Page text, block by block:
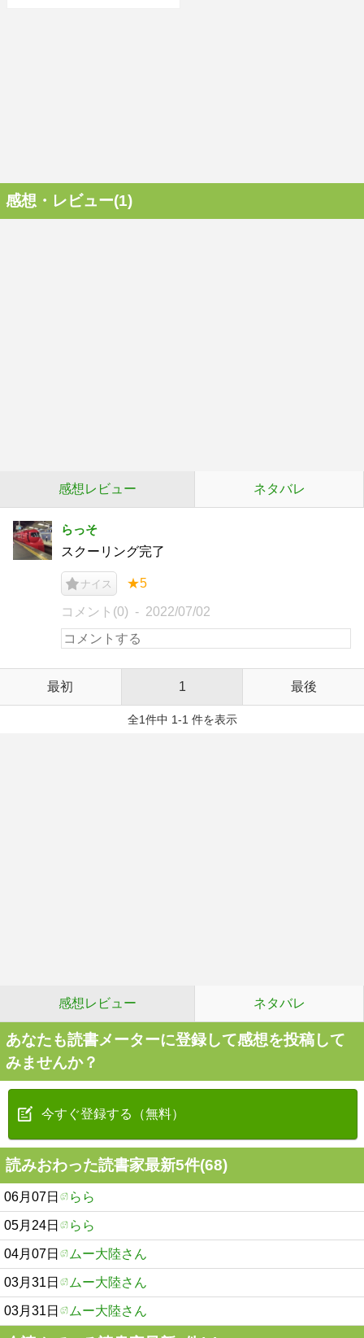
感想・レビュー(1)
感想レビュー ネタバレ
らっそ
スクーリング完了
ナイス ★5
コメント(0) 2022/07/02
最初 1 最後
全1件中 1-1 件を表示
感想レビュー ネタバレ
あなたも読書メーターに登録して感想を投稿して
みませんか？
今すぐ登録する（無料）
読みおわった読書家最新5件(68)
06月07日 らら
05月24日 らら
04月07日 ムー大陸さん
03月31日 ムー大陸さん
03月31日 ムー大陸さん